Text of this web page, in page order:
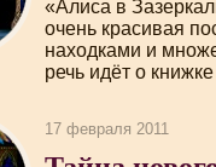
«Алиса в
очень красивая
находками и
речь идёт о
17 февраля 2011